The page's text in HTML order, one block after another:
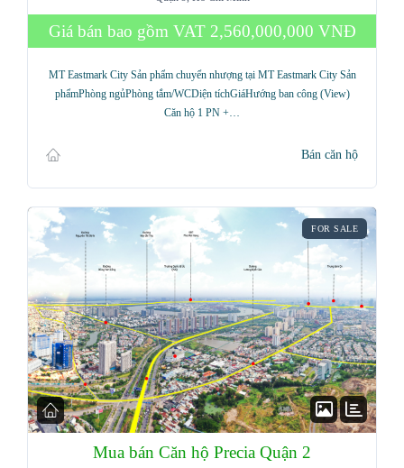
Giá bán bao gồm VAT 2,560,000,000 VNĐ
MT Eastmark City Sản phẩm chuyển nhượng tại MT Eastmark City Sản
phẩmPhòng ngủPhòng tắm/WCDiện tíchGiáHướng ban công (View)
Căn hộ 1 PN +…
Bán căn hộ
FOR SALE
Mua bán Căn hộ Precia Quận 2